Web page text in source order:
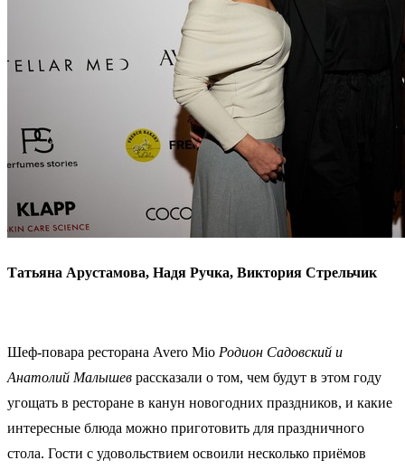
Татьяна Арустамова, Надя Ручка, Виктория Стрельчик
Шеф-повара ресторана Avero Mio Родион Садовский и
Анатолий Малышев рассказали о том, чем будут в этом году
угощать в ресторане в канун новогодних праздников, и какие
интересные блюда можно приготовить для праздничного
стола. Гости с удовольствием освоили несколько приёмов